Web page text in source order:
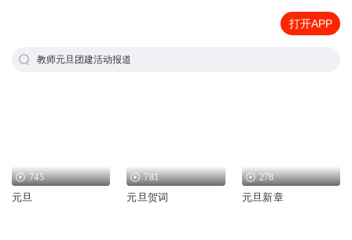
打开APP
教师元旦团建活动报道
745
元旦
781
元旦贺词
278
元旦新章